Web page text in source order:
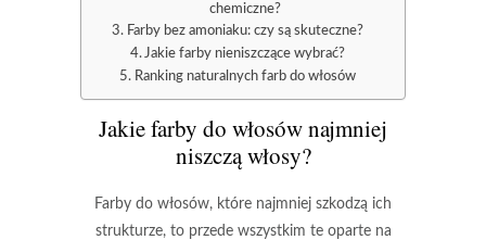
chemiczne?
Farby bez amoniaku: czy są skuteczne?
Jakie farby nieniszczące wybrać?
Ranking naturalnych farb do włosów
Jakie farby do włosów najmniej
niszczą włosy?
Farby do włosów, które najmniej szkodzą ich
strukturze, to przede wszystkim te oparte na